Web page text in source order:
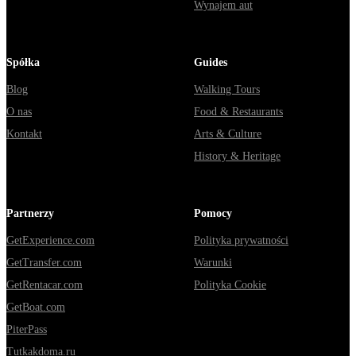
Wynajem aut
Spółka
Blog
O nas
Kontakt
Guides
Walking Tours
Food & Restaurants
Arts & Culture
History & Heritage
Partnerzy
GetExperience.com
GetTransfer.com
GetRentacar.com
GetBoat.com
PiterPass
Tutkakdoma.ru
Pomocy
Polityka prywatności
Warunki
Polityka Cookie